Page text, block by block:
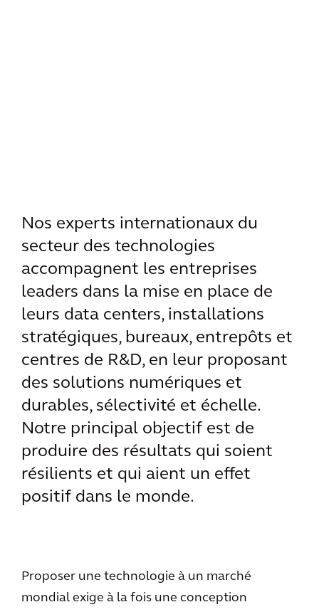
Nos experts internationaux du
secteur des technologies
accompagnent les entreprises
leaders dans la mise en place de
leurs data centers, installations
stratégiques, bureaux, entrepôts et
centres de R&D, en leur proposant
des solutions numériques et
durables, sélectivité et échelle.
Notre principal objectif est de
produire des résultats qui soient
résilients et qui aient un effet
positif dans le monde.
Proposer une technologie à un marché
mondial exige à la fois une conception